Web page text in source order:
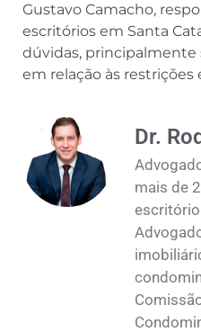
Gustavo Camacho,
escritórios em Santa
dúvidas, principalmente
em relação às
Dr.
mais de